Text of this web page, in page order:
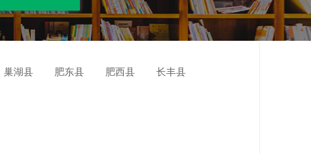
巢湖县 肥东县 肥西县 长丰县